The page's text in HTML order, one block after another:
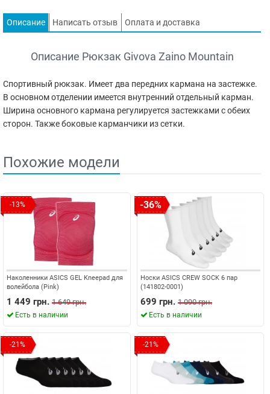
Описание Написать отзыв Оплата и доставка
Описание Рюкзак Givova Zaino Mountain
Спортивный рюкзак. Имеет два передних кармана на застежке.
В основном отделении имеется внутренний отдельный карман.
Ширина основного кармана регулируется застежками с обеих
сторон. Также боковые карманчики из сетки.
Похожие модели
-13%
Наколенники ASICS GEL Kneepad для
волейбола (Pink)
1 449 грн. 1 649 грн.
Есть в наличии
-36%
Носки ASICS CREW SOCK 6 пар
(141802-0001)
699 грн. 1 090 грн.
Есть в наличии
-21% -21%